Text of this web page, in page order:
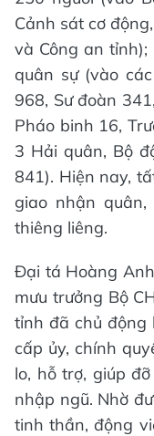
Cảnh sát cơ
và Công an
quân sự (vào
968, Sư đoàn
Pháo binh 16,
3 Hải quân, Bộ
841). Hiện nay,
giao nhận
thiêng liêng.
Đại tá Hoàng
mưu trưởng Bộ
tỉnh đã chủ động
cấp ủy, chính
lo, hỗ trợ, giúp
nhập ngũ. Nhờ
tinh thần, động